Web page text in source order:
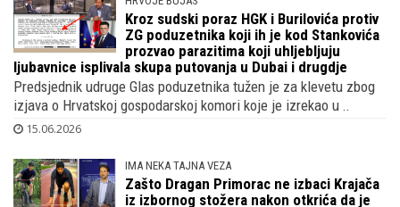
16.06.2026
HRVOJE BUJAS
Kroz sudski poraz HGK i Burilovića protiv
ZG poduzetnika koji ih je kod Stankovića
prozvao parazitima koji uhljebljuju
ljubavnice isplivala skupa putovanja u Dubai i drugdje
Predsjednik udruge Glas poduzetnika tužen je za klevetu zbog
izjava o Hrvatskoj gospodarskoj komori koje je izrekao u ..
15.06.2026